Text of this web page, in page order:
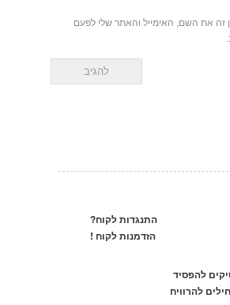
זה את השם, האימייל והאתר שלי לפעם
התנגדות לקוח?
הזדמנות לקוח !
להפסיד
להרוויח